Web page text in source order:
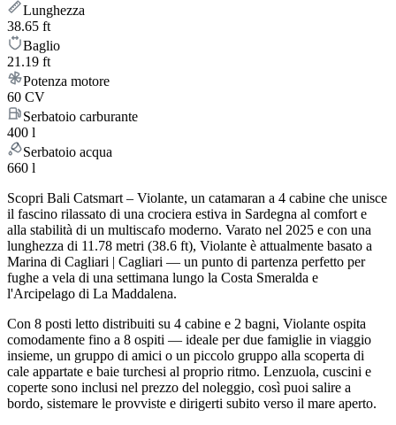
Lunghezza
38.65 ft
Baglio
21.19 ft
Potenza motore
60 CV
Serbatoio carburante
400 l
Serbatoio acqua
660 l
Scopri Bali Catsmart – Violante, un catamaran a 4 cabine che unisce
il fascino rilassato di una crociera estiva in Sardegna al comfort e
alla stabilità di un multiscafo moderno. Varato nel 2025 e con una
lunghezza di 11.78 metri (38.6 ft), Violante è attualmente basato a
Marina di Cagliari | Cagliari — un punto di partenza perfetto per
fughe a vela di una settimana lungo la Costa Smeralda e
l'Arcipelago di La Maddalena.
Con 8 posti letto distribuiti su 4 cabine e 2 bagni, Violante ospita
comodamente fino a 8 ospiti — ideale per due famiglie in viaggio
insieme, un gruppo di amici o un piccolo gruppo alla scoperta di
cale appartate e baie turchesi al proprio ritmo. Lenzuola, cuscini e
coperte sono inclusi nel prezzo del noleggio, così puoi salire a
bordo, sistemare le provviste e dirigerti subito verso il mare aperto.